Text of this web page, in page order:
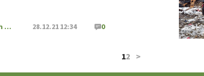
Iz naših krajev 28.12.21 12:34 0
12 >